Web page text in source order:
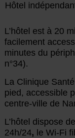
Hôtel
L’hôtel est à 20
facilement
minutes du
n°34).
La Clinique
pied, accessible
centre-ville de
L’hôtel dispose
24h/24, le Wi-Fi